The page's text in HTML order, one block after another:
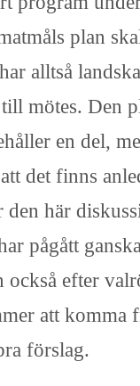
plan
alltså
mötes. Den
en del,
det finns
den här
pågått
också efter
att komma
förslag.